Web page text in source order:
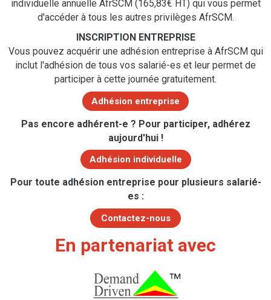
individuelle annuelle AfrSCM (165,83€ HT) qui vous permet
d'accéder à tous les autres privilèges AfrSCM.
INSCRIPTION ENTREPRISE
Vous pouvez acquérir une adhésion entreprise à AfrSCM qui
inclut l'adhésion de tous vos salarié-es et leur permet de
participer à cette journée gratuitement.
Adhésion entreprise
Pas encore adhérent-e ? Pour participer, adhérez
aujourd'hui !
Adhésion individuelle
Pour toute adhésion entreprise pour plusieurs salarié-
es :
Contactez-nous
En partenariat avec